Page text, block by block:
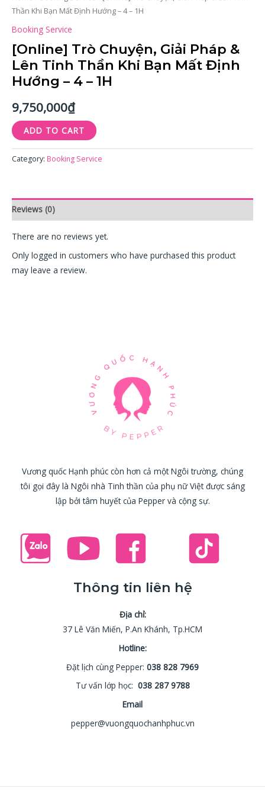
Thần Khi Bạn Mất Định Hướng – 4 – 1H
Booking Service
[Online] Trò Chuyện, Giải Pháp &
Lên Tinh Thần Khi Bạn Mất Định
Hướng – 4 – 1H
9,750,000₫
Định
Hướng
-
4
-
1H
quantity
ADD TO CART
Category: Booking Service
Reviews (0)
There are no reviews yet.
Only logged in customers who have purchased this product
may leave a review.
Vương quốc Hạnh phúc còn hơn cả một Ngôi trường, chúng
tôi gọi đây là Ngôi nhà Tinh thần của phụ nữ Việt được sáng
lập bởi tâm huyết của Pepper và cộng sự.
Thông tin liên hệ
Địa chỉ:
37 Lê Văn Miến, P.An Khánh, Tp.HCM
Hotline:
Đặt lịch cùng Pepper: 038 828 7969
Tư vấn lớp học: 038 287 9788
Email
pepper@vuongquochanhphuc.vn